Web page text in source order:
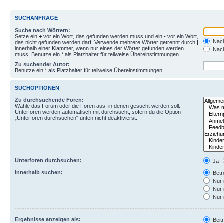
SUCHANFRAGE
Suche nach Wörtern:
Setze ein + vor ein Wort, das gefunden werden muss und ein - vor ein Wort,
das nicht gefunden werden darf. Verwende mehrere Wörter getrennt durch |
innerhalb einer Klammer, wenn nur eines der Wörter gefunden werden
muss. Benutze ein * als Platzhalter für teilweise Übereinstimmungen.
Zu suchender Autor:
Benutze ein * als Platzhalter für teilweise Übereinstimmungen.
SUCHOPTIONEN
Zu durchsuchende Foren:
Wähle das Forum oder die Foren aus, in denen gesucht werden soll.
Unterforen werden automatisch mit durchsucht, sofern du die Option
„Unterforen durchsuchen“ unten nicht deaktivierst.
Unterforen durchsuchen:
Ja
Innerhalb suchen:
Nur
Nur
Nur
Ergebnisse anzeigen als: